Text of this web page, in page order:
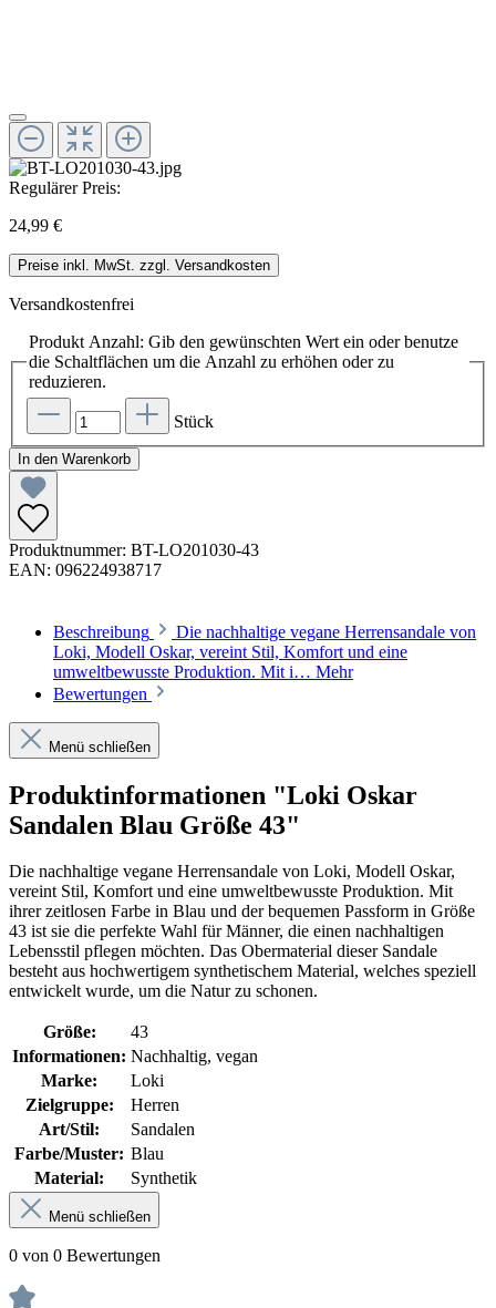
Regulärer Preis:
24,99 €
Preise inkl. MwSt. zzgl. Versandkosten
Versandkostenfrei
Produkt Anzahl: Gib den gewünschten Wert ein oder benutze
die Schaltflächen um die Anzahl zu erhöhen oder zu
reduzieren.
Stück
In den Warenkorb
Produktnummer: BT-LO201030-43
EAN: 096224938717
Beschreibung
Die nachhaltige vegane Herrensandale von
Loki, Modell Oskar, vereint Stil, Komfort und eine
umweltbewusste Produktion. Mit i… Mehr
Bewertungen
Menü schließen
Produktinformationen "Loki Oskar
Sandalen Blau Größe 43"
Die nachhaltige vegane Herrensandale von Loki, Modell Oskar,
vereint Stil, Komfort und eine umweltbewusste Produktion. Mit
ihrer zeitlosen Farbe in Blau und der bequemen Passform in Größe
43 ist sie die perfekte Wahl für Männer, die einen nachhaltigen
Lebensstil pflegen möchten. Das Obermaterial dieser Sandale
besteht aus hochwertigem synthetischem Material, welches speziell
entwickelt wurde, um die Natur zu schonen.
Größe:
43
Informationen: Nachhaltig, vegan
Marke:
Loki
Zielgruppe:
Herren
Art/Stil:
Sandalen
Farbe/Muster: Blau
Material:
Synthetik
Menü schließen
0 von 0 Bewertungen